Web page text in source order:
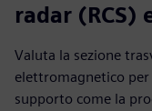
radar (RCS)
Valuta la sezione
elettromagnetico
supporto come la